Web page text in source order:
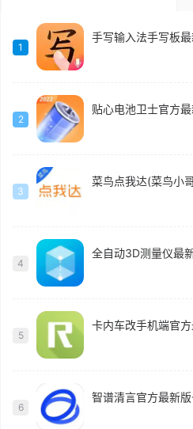
1
手写输入法手写板
2
贴心电池卫士官方
3
4
全自动3D测量仪最
5
卡内车改手机端官
6
智谱清言官方最新